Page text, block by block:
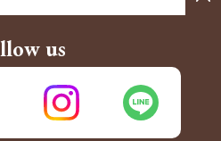
us
FaceBook Instagram